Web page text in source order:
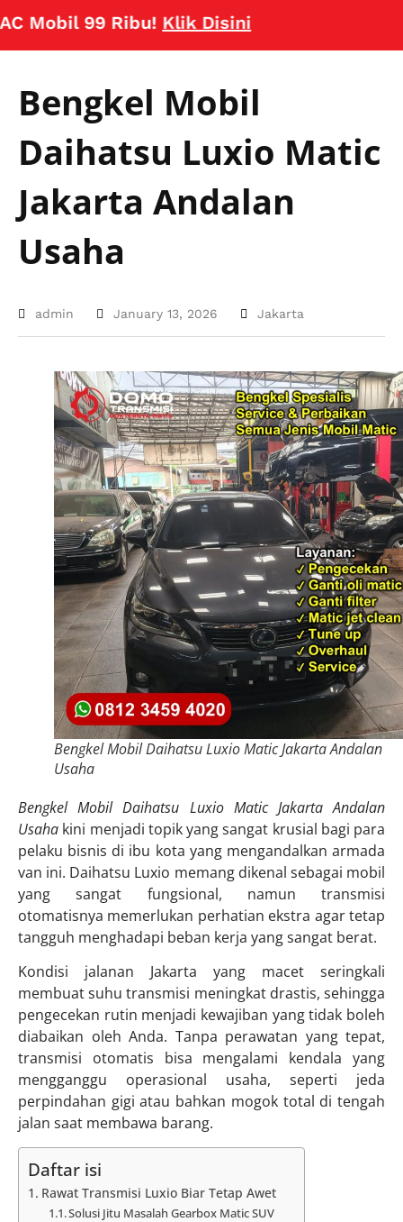
99 Ribu!Klik Disini
Bengkel Mobil
Daihatsu Luxio Matic
Jakarta Andalan
Usaha
admin January 13, 2026 Jakarta
Bengkel Mobil Daihatsu Luxio Matic Jakarta Andalan
Usaha
Bengkel Mobil Daihatsu Luxio Matic Jakarta Andalan
Usaha kini menjadi topik yang sangat krusial bagi para
pelaku bisnis di ibu kota yang mengandalkan armada
van ini. Daihatsu Luxio memang dikenal sebagai mobil
yang sangat fungsional, namun transmisi
otomatisnya memerlukan perhatian ekstra agar tetap
tangguh menghadapi beban kerja yang sangat berat.
Kondisi jalanan Jakarta yang macet seringkali
membuat suhu transmisi meningkat drastis, sehingga
pengecekan rutin menjadi kewajiban yang tidak boleh
diabaikan oleh Anda. Tanpa perawatan yang tepat,
transmisi otomatis bisa mengalami kendala yang
mengganggu operasional usaha, seperti jeda
perpindahan gigi atau bahkan mogok total di tengah
jalan saat membawa barang.
Daftar isi
Rawat Transmisi Luxio Biar Tetap Awet
Solusi Jitu Masalah Gearbox Matic SUV